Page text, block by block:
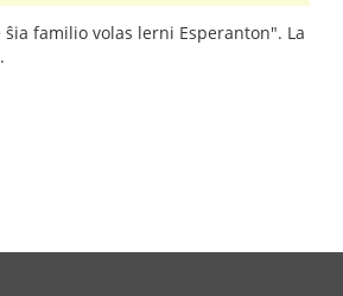
familio volas lerni Esperanton". La